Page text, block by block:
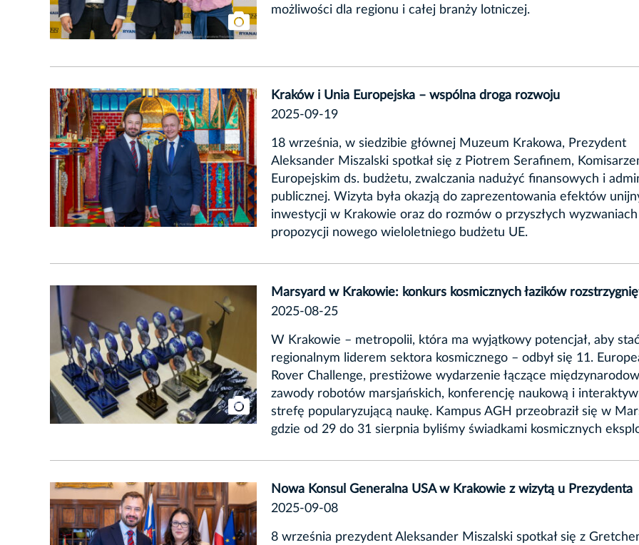
możliwości dla regionu i całej branży lotniczej.
Kraków i Unia Europejska – wspólna droga rozwoju
2025-09-19
18 września, w siedzibie głównej Muzeum Krakowa, Prezydent
Aleksander Miszalski spotkał się z Piotrem Serafinem,
Europejskim ds. budżetu, zwalczania nadużyć finansowych i
publicznej. Wizyta była okazją do zaprezentowania efektów
inwestycji w Krakowie oraz do rozmów o przyszłych
propozycji nowego wieloletniego budżetu UE.
Marsyard w Krakowie: konkurs kosmicznych łazików
2025-08-25
W Krakowie – metropolii, która ma wyjątkowy potencjał, aby
regionalnym liderem sektora kosmicznego – odbył się 11.
Rover Challenge, prestiżowe wydarzenie łączące
zawody robotów marsjańskich, konferencję naukową i
strefę popularyzującą naukę. Kampus AGH przeobraził się w
gdzie od 29 do 31 sierpnia byliśmy świadkami kosmicznych
Nowa Konsul Generalna USA w Krakowie z wizytą u Prezydenta
2025-09-08
8 września prezydent Aleksander Miszalski spotkał się z